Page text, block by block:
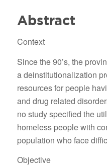
Abstract
Context
Since the 90’s, the
a deinstitutionalization
resources for people
and drug related
no study specified the
homeless people with
population who face
Objective